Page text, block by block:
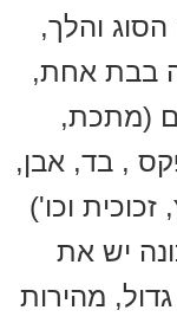
והלך,
בבת אחת,
(מתכת,
, בד, אבן,
וכו')
יש את
מהירות